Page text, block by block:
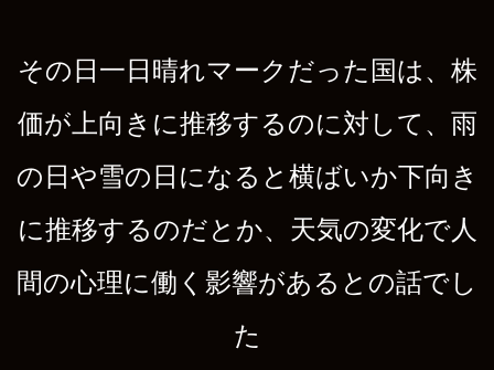
その日一日晴れマークだった国は、株
価が上向きに推移するのに対して、雨
の日や雪の日になると横ばいか下向き
に推移するのだとか、天気の変化で人
間の心理に働く影響があるとの話でし
た